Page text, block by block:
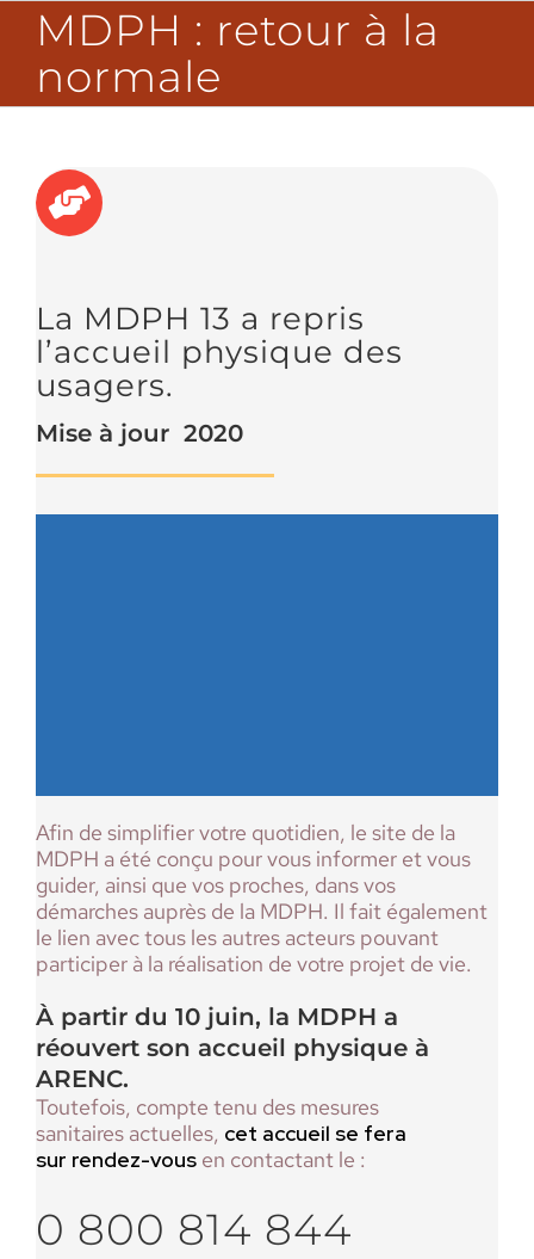
Passer
contenu
MDPH : retour à la
normale
La MDPH 13 a repris
l’accueil physique des
usagers.
Mise à jour 2020
Afin de simplifier votre quotidien, le site de la
MDPH a été conçu pour vous informer et vous
guider, ainsi que vos proches, dans vos
démarches auprès de la MDPH. Il fait également
le lien avec tous les autres acteurs pouvant
participer à la réalisation de votre projet de vie.
À partir du 10 juin, la MDPH a
réouvert son accueil physique à
ARENC.
Toutefois, compte tenu des mesures
sanitaires actuelles, cet accueil se fera
sur rendez-vous en contactant le :
0 800 814 844